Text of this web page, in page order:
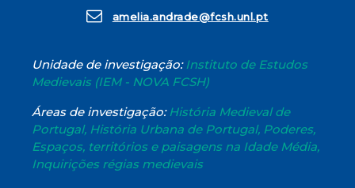
amelia.andrade@fcsh.unl.pt
Unidade de investigação:Instituto de Estudos
Medievais (IEM - NOVA FCSH)
Áreas de investigação:História Medieval de
Portugal, História Urbana de Portugal, Poderes,
Espaços, territórios e paisagens na Idade Média,
Inquirições régias medievais